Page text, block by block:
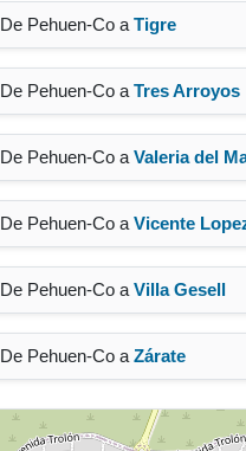
De Pehuen-Co a Tigre
De Pehuen-Co a Tres Arroyos
De Pehuen-Co a Valeria del
De Pehuen-Co a Vicente
De Pehuen-Co a Villa Gesell
De Pehuen-Co a Zárate